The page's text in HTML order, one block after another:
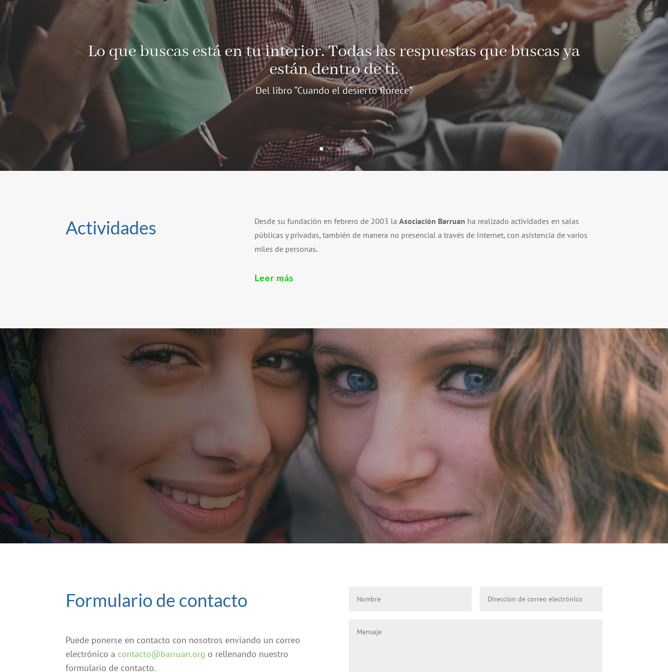
Lo que buscas está en tu interior. Todas las respuestas que buscas ya
están dentro de ti.
Del libro “Cuando el desierto florece”
Actividades Desde su fundación en febrero de 2003 la Asociación Barruan ha realizado actividades en salas
públicas y privadas, también de manera no presencial a través de Internet, con asistencia de varios
miles de personas.
Leer más
Formulario de contacto
Puede ponerse en contacto con nosotros enviando un correo
electrónico a contacto@barruan.org o rellenando nuestro
formulario de contacto.